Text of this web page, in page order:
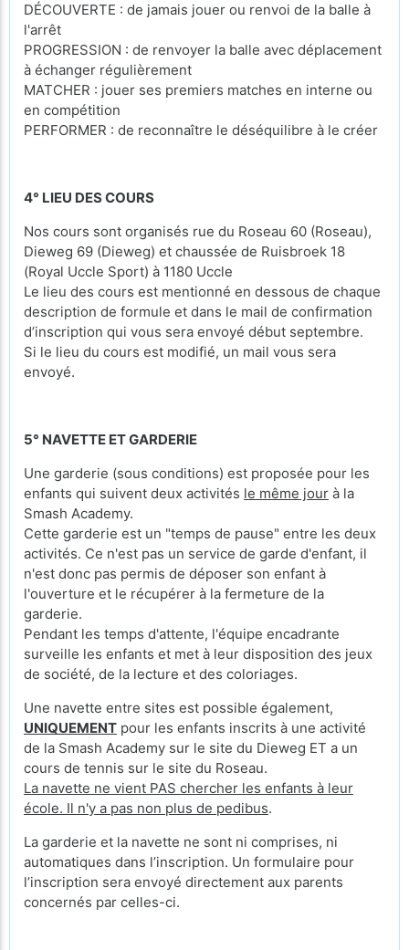
DÉCOUVERTE : de jamais jouer ou renvoi de la balle à
l'arrêt
PROGRESSION : de renvoyer la balle avec déplacement
à échanger régulièrement
MATCHER : jouer ses premiers matches en interne ou
en compétition
PERFORMER : de reconnaître le déséquilibre à le créer
4° LIEU DES COURS
Nos cours sont organisés rue du Roseau 60 (Roseau),
Dieweg 69 (Dieweg) et chaussée de Ruisbroek 18
(Royal Uccle Sport) à 1180 Uccle
Le lieu des cours est mentionné en dessous de chaque
description de formule et dans le mail de confirmation
d’inscription qui vous sera envoyé début septembre.
Si le lieu du cours est modifié, un mail vous sera
envoyé.
5° NAVETTE ET GARDERIE
Une garderie (sous conditions) est proposée pour les
enfants qui suivent deux activités le même jour à la
Smash Academy.
Cette garderie est un "temps de pause" entre les deux
activités. Ce n'est pas un service de garde d'enfant, il
n'est donc pas permis de déposer son enfant à
l'ouverture et le récupérer à la fermeture de la
garderie.
Pendant les temps d'attente, l'équipe encadrante
surveille les enfants et met à leur disposition des jeux
de société, de la lecture et des coloriages.
Une navette entre sites est possible également,
UNIQUEMENT pour les enfants inscrits à une activité
de la Smash Academy sur le site du Dieweg ET a un
cours de tennis sur le site du Roseau.
La navette ne vient PAS chercher les enfants à leur
école. Il n'y a pas non plus de pedibus.
La garderie et la navette ne sont ni comprises, ni
automatiques dans l’inscription. Un formulaire pour
l’inscription sera envoyé directement aux parents
concernés par celles-ci.